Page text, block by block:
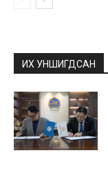
ИХ УНШИГДСАН